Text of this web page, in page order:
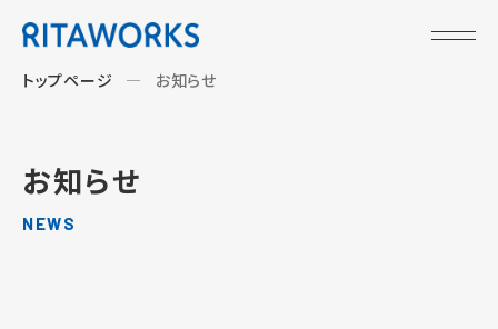
トップページ お知らせ
お知らせ
NEWS